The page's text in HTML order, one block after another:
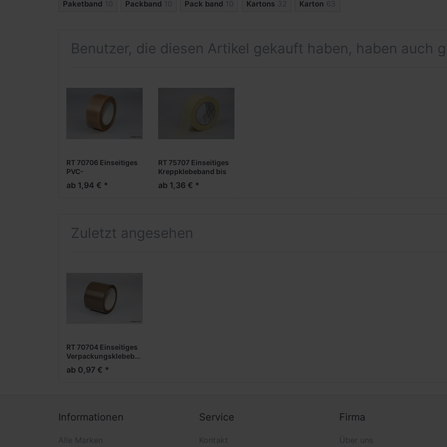
Paketband 10 Packband 10 Pack band 10 Kartons 32 Karton 63
Benutzer, die diesen Artikel gekauft haben, haben auch
RT 70706 Einseitiges
PVC-
ab 1,94 € *
RT 75707 Einseitiges
Kreppklebeband bis
110 °C
ab 1,36 € *
Zuletzt angesehen
RT 70704 Einseitiges
Verpackungsklebeband
leise abrollend
ab 0,97 € *
Informationen
Alle Marken
Service
Kontakt
Firma
Über uns